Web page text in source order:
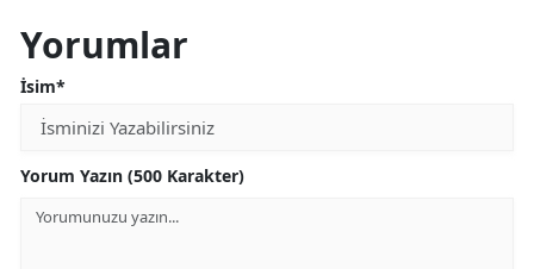
Yorumlar
İsim*
Yorum Yazın (500 Karakter)